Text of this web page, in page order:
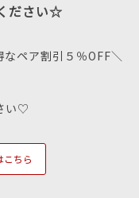
ださい☆
ペア割引５％OFF＼
い♡
こちら